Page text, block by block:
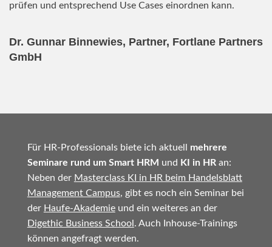
prüfen und entsprechend Use Cases einordnen kann.
Dr. Gunnar Binnewies, Partner, Fortlane Partners
GmbH
Für HR-Professionals biete ich aktuell mehrere
Seminare rund um Smart HRM und KI in HRan:
Neben der Masterclass KI in HR beim Handelsblatt
Management Campus, gibt es noch ein Seminar bei
der Haufe-Akademieund ein weiteres an der
Digethic Business School . Auch Inhouse-Trainings
können angefragt werden.